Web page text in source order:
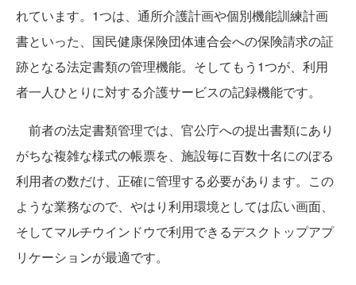
れています。1つは、通所介護計画や個別機能訓練計画
書といった、国民健康保険団体連合会への保険請求の証
跡となる法定書類の管理機能。そしてもう1つが、利用
者一人ひとりに対する介護サービスの記録機能です。
前者の法定書類管理では、官公庁への提出書類にあり
がちな複雑な様式の帳票を、施設毎に百数十名にのぼる
利用者の数だけ、正確に管理する必要があります。この
ような業務なので、やはり利用環境としては広い画面、
そしてマルチウインドウで利用できるデスクトップアプ
リケーションが最適です。